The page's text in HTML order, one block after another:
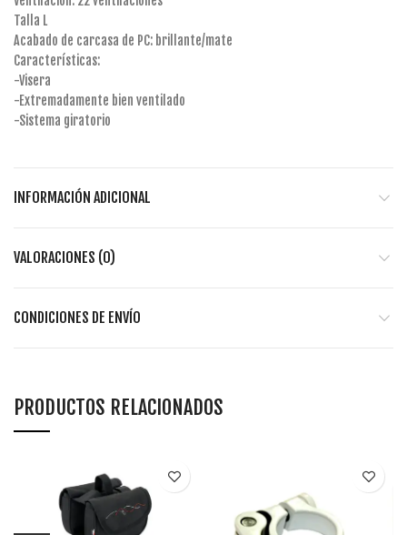
Talla L
Acabado de carcasa de PC: brillante/mate
Características:
-Visera
-Extremadamente bien ventilado
-Sistema giratorio
INFORMACIÓN ADICIONAL
VALORACIONES (0)
CONDICIONES DE ENVÍO
PRODUCTOS RELACIONADOS